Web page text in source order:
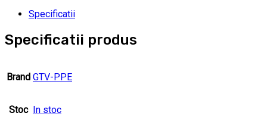
Specificatii
Specificatii produs
Brand GTV-PPE
Stoc In stoc